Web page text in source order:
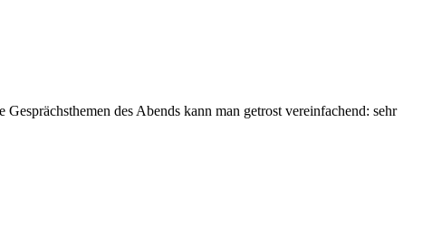
des Abends kann man getrost vereinfachend: sehr